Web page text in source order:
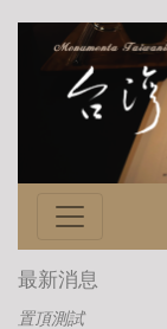
最新消息
置頂測試